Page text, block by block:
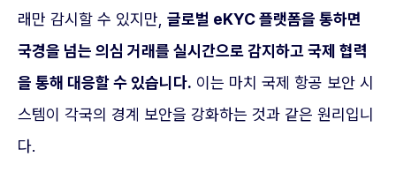
래만 감시할 수 있지만, 글로벌 eKYC 플랫폼을 통하면
국경을 넘는 의심 거래를 실시간으로 감지하고 국제 협력
을 통해 대응할 수 있습니다. 이는 마치 국제 항공 보안 시
스템이 각국의 경계 보안을 강화하는 것과 같은 원리입니
다.